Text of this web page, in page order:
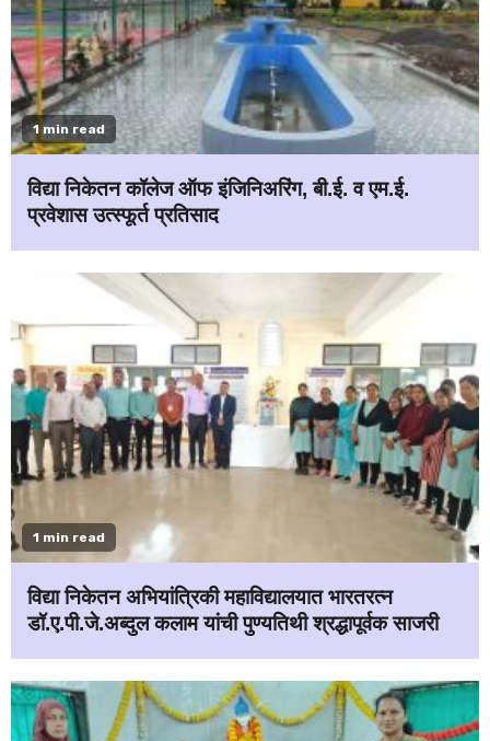
1 min read
विद्या निकेतन कॉलेज ऑफ इंजिनिअरिंग, बी.ई. व एम.ई.
प्रवेशास उत्स्फूर्त प्रतिसाद
1 min read
विद्या निकेतन अभियांत्रिकी महाविद्यालयात भारतरत्न
डॉ.ए.पी.जे.अब्दुल कलाम यांची पुण्यतिथी श्रद्धापूर्वक साजरी